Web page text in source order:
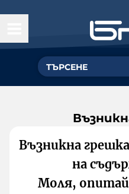
Възникна
на
Моля,